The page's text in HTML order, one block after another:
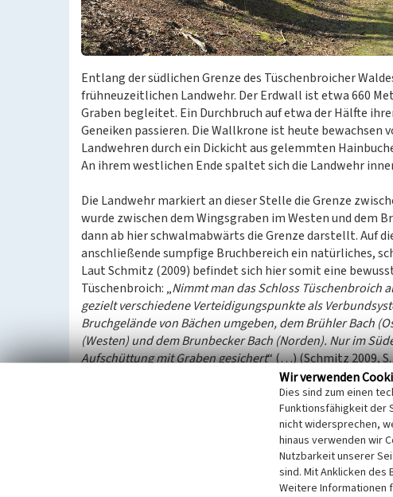
Entlang der südlichen Grenze des Tüschenbroicher
frühneuzeitlichen Landwehr. Der Erdwall ist etwa 660
Graben begleitet. Ein Durchbruch auf etwa der Hälfte
Geneiken passieren. Die Wallkrone ist heute bewachsen
Landwehren durch ein Dickicht aus gelemmten
An ihrem westlichen Ende spaltet sich die Landwehr
Die Landwehr markiert an dieser Stelle die Grenze
wurde zwischen dem Wingsgraben im Westen und dem
dann ab hier schwalmabwärts die Grenze darstellt. Auf
anschließende sumpfige Bruchbereich ein natürliches,
Laut Schmitz (2009) befindet sich hier somit eine
Tüschenbroich: „Nimmt man das Schloss Tüschenbroich
gezielt verschiedene Verteidigungspunkte als
Bruchgelände von Bächen umgeben, dem Brühler Bach
(Westen) und dem Brunbecker Bach (Norden). Nur im
Aufschüttung mit Graben gesichert“ (…) (Schmitz 2009,
Zu diesen Verteidigungsanlagen zählen Schmitz (2009,
die neben den Motten, teilweise auf Geldrischem Gebiet
Brühler Hof.
Bis heute ist diese spätmittelalterliche Grenzsicherung
Elemente, wie die Buchen auf der Wallkrone, sind
Wir verwenden
Dies sind zum einen
Funktionsfähigkeit der
nicht widersprechen,
hinaus verwenden wir
Nutzbarkeit unserer
sind. Mit Anklicken des
Weitere Informationen